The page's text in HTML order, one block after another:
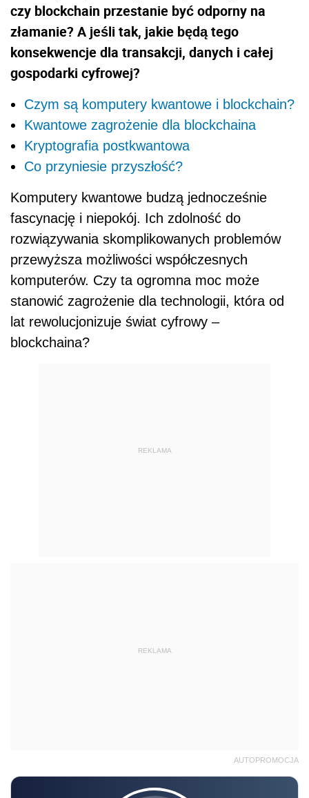
czy blockchain przestanie być odporny na
złamanie? A jeśli tak, jakie będą tego
konsekwencje dla transakcji, danych i całej
gospodarki cyfrowej?
Czym są komputery kwantowe i blockchain?
Kwantowe zagrożenie dla blockchaina
Kryptografia postkwantowa
Co przyniesie przyszłość?
Komputery kwantowe budzą jednocześnie
fascynację i niepokój. Ich zdolność do
rozwiązywania skomplikowanych problemów
przewyższa możliwości współczesnych
komputerów. Czy ta ogromna moc może
stanowić zagrożenie dla technologii, która od
lat rewolucjonizuje świat cyfrowy –
blockchaina?
REKLAMA
REKLAMA
AUTOPROMOCJA